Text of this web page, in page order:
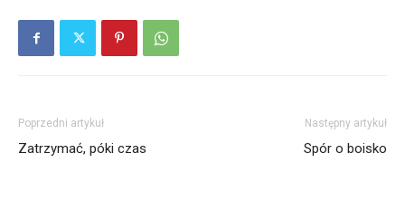
Poprzedni artykuł
Zatrzymać, póki czas
Następny artykuł
Spór o boisko